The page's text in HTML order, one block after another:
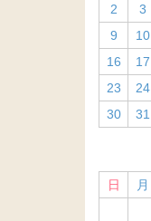
2
3
9
10
16
17
23
24
30
31
日
月